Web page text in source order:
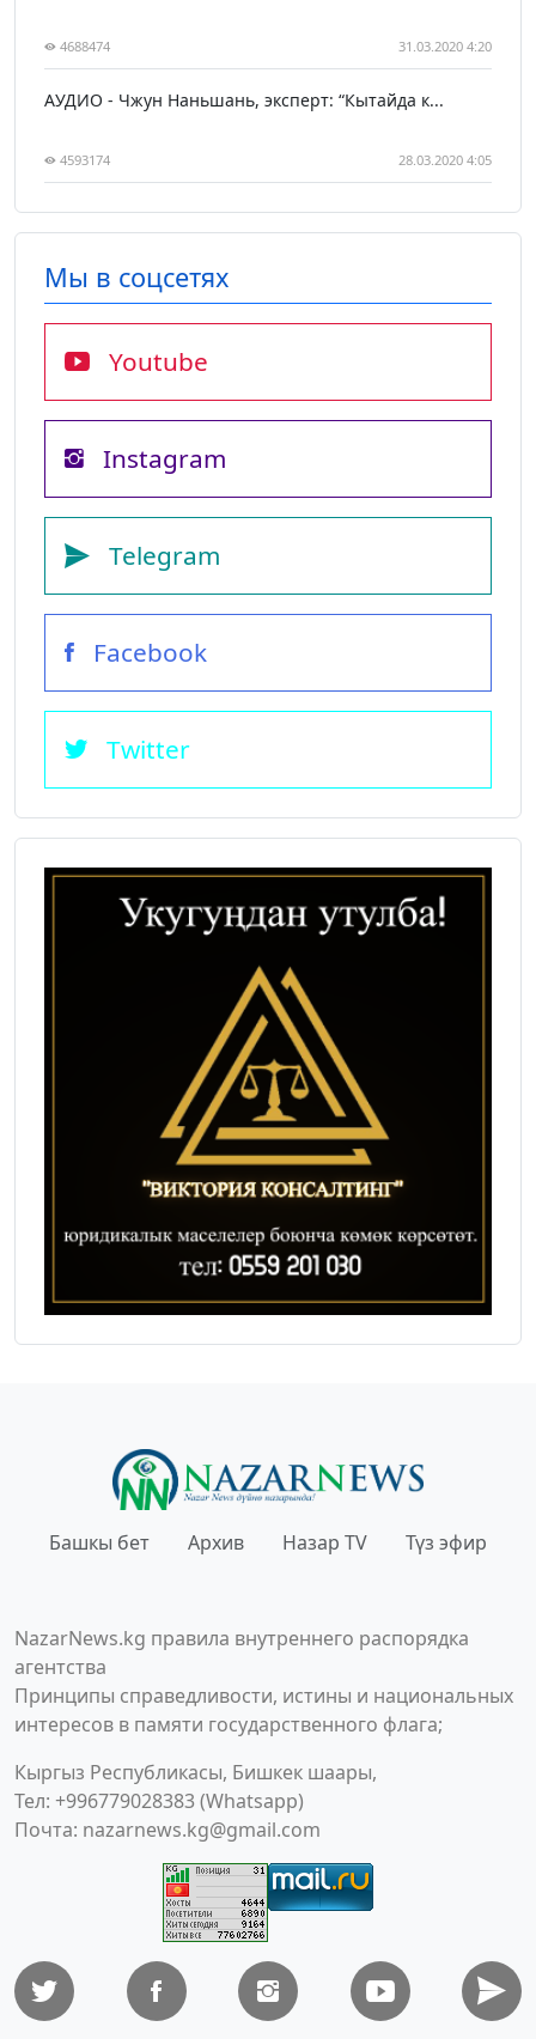
4688474 31.03.2020 4:20
АУДИО - Чжун Наньшань, эксперт: “Кытайда к...
4593174 28.03.2020 4:05
Мы в соцсетях
Youtube
Instagram
Telegram
Facebook
Twitter
Башкы бет Архив Назар TV Түз эфир
NazarNews.kg правила внутреннего распорядка
агентства
Принципы справедливости, истины и национальных
интересов в памяти государственного флага;
Кыргыз Республикасы, Бишкек шаары,
Тел: +996779028383 (Whatsapp)
Почта: nazarnews.kg@gmail.com